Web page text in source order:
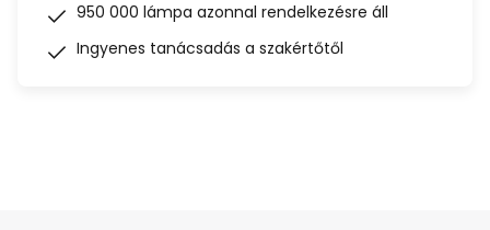
950 000 lámpa azonnal rendelkezésre áll
Ingyenes tanácsadás a szakértőtől